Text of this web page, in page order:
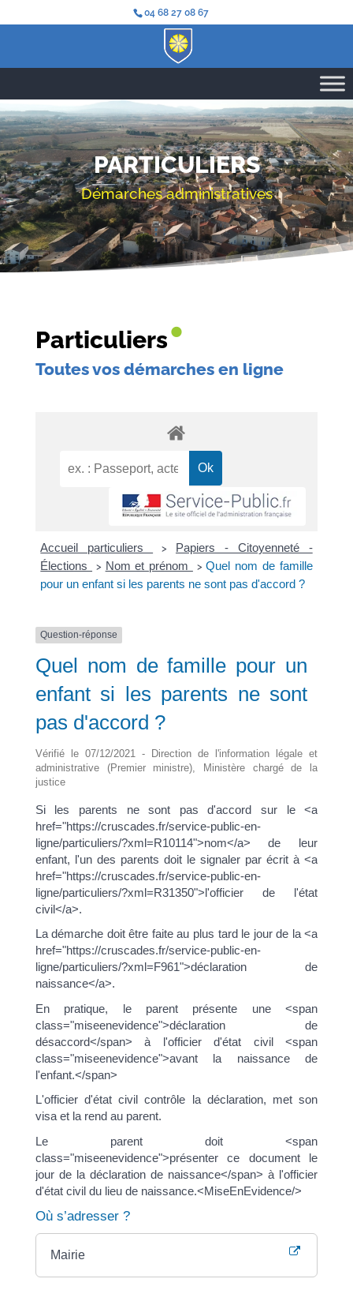
04 68 27 08 67
PARTICULIERS
Démarches administratives
Particuliers•
Toutes vos démarches en ligne
Accueil particuliers >
Papiers - Citoyenneté -
Élections
> Nom et prénom > Quel nom de famille
pour un enfant si les parents ne sont pas d'accord ?
Question-réponse
Quel nom de famille pour un
enfant si les parents ne sont
pas d'accord ?
Vérifié le 07/12/2021 - Direction de l'information légale et
administrative (Premier ministre), Ministère chargé de la
justice
Si les parents ne sont pas d'accord sur le <a
href="https://cruscades.fr/service-public-en-
ligne/particuliers/?xml=R10114">nom</a> de leur
enfant, l'un des parents doit le signaler par écrit à <a
href="https://cruscades.fr/service-public-en-
ligne/particuliers/?xml=R31350">l'officier de l'état
civil</a>.
La démarche doit être faite au plus tard le jour de la <a
href="https://cruscades.fr/service-public-en-
ligne/particuliers/?xml=F961">déclaration de
naissance</a>.
En pratique, le parent présente une <span
class="miseenevidence">déclaration de
désaccord</span> à l'officier d'état civil <span
class="miseenevidence">avant la naissance de
l'enfant.</span>
L'officier d'état civil contrôle la déclaration, met son
visa et la rend au parent.
Le parent doit <span
class="miseenevidence">présenter ce document le
jour de la déclaration de naissance</span> à l'officier
d'état civil du lieu de naissance.<MiseEnEvidence/>
Où s’adresser ?
Mairie